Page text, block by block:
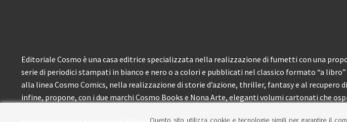
Editoriale Cosmo è una casa editrice specializzata nella realizzazione di fumetti con una
serie di periodici stampati in bianco e nero o a colori e pubblicati nel classico formato “a
alla linea Cosmo Comics, nella realizzazione di storie d’azione, thriller, fantasy e al
infine, propone, con i due marchi Cosmo Books e Nona Arte, eleganti volumi cartonati che
Questo sito utilizza cookie e tecnologie simili per garantire il